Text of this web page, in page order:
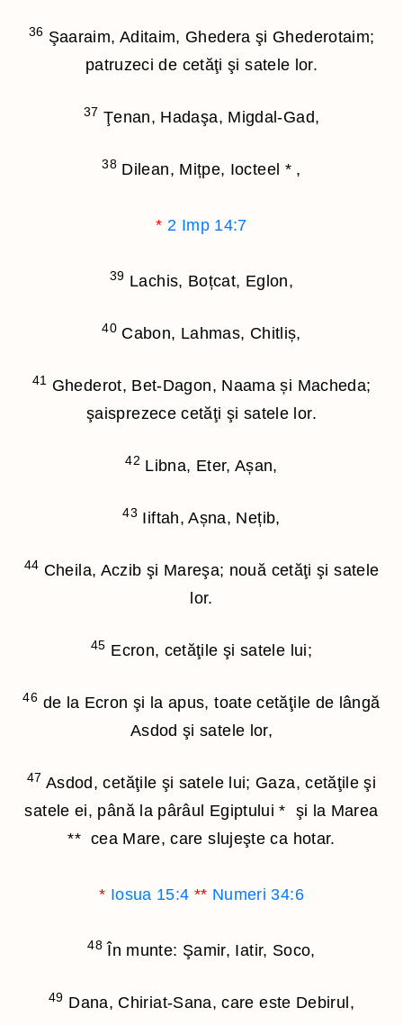
36 Şaaraim, Aditaim, Ghedera şi Ghederotaim;
patruzeci de cetăţi şi satele lor.
37 Ţenan, Hadaşa, Migdal-Gad,
38Dilean, Mițpe, Iocteel * ,
* 2 Imp 14:7
39 Lachis, Boțcat, Eglon,
40 Cabon, Lahmas, Chitliș,
41 Ghederot, Bet-Dagon, Naama și Macheda;
şaisprezece cetăţi şi satele lor.
42 Libna, Eter, Așan,
43 Iiftah, Așna, Nețib,
44 Cheila, Aczib şi Mareşa; nouă cetăţi şi satele
lor.
45 Ecron, cetăţile şi satele lui;
46 de la Ecron şi la apus, toate cetăţile de lângă
Asdod şi satele lor,
47 Asdod, cetăţile şi satele lui; Gaza, cetăţile şi
satele ei, până la pârâul Egiptului* şi la Marea
** cea Mare, care slujeşte ca hotar.
* Iosua 15:4 ** Numeri 34:6
48În munte: Şamir, Iatir, Soco,
49 Dana, Chiriat-Sana, care este Debirul,